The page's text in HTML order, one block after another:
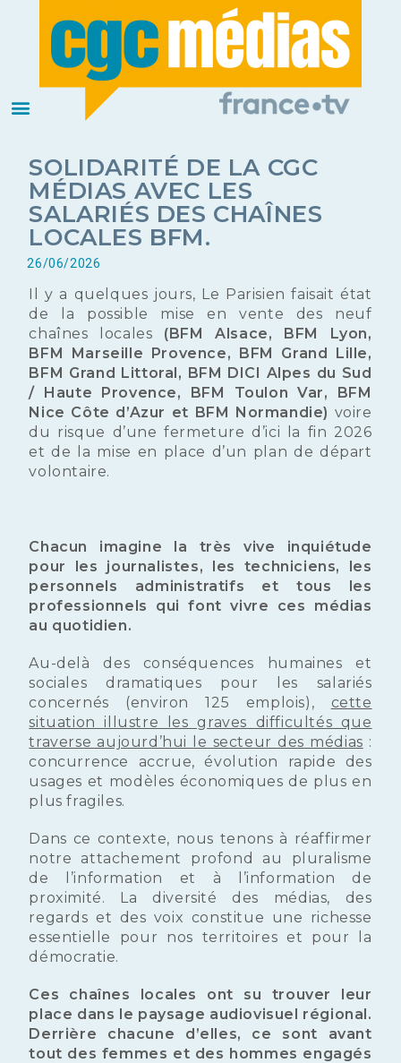
SOLIDARITÉ DE LA CGC
MÉDIAS AVEC LES
SALARIÉS DES CHAÎNES
LOCALES BFM.
26/06/2026
Il y a quelques jours, Le Parisien faisait état
de la possible mise en vente des neuf
chaînes locales (BFM Alsace, BFM Lyon,
BFM Marseille Provence, BFM Grand Lille,
BFM Grand Littoral, BFM DICI Alpes du Sud
/ Haute Provence, BFM Toulon Var, BFM
Nice Côte d’Azur et BFM Normandie) voire
du risque d’une fermeture d’ici la fin 2026
et de la mise en place d’un plan de départ
volontaire.
Chacun imagine la très vive inquiétude
pour les journalistes, les techniciens, les
personnels administratifs et tous les
professionnels qui font vivre ces médias
au quotidien.
Au-delà des conséquences humaines et
sociales dramatiques pour les salariés
concernés (environ 125 emplois), cette
situation illustre les graves difficultés que
traverse aujourd’hui le secteur des médias :
concurrence accrue, évolution rapide des
usages et modèles économiques de plus en
plus fragiles.
Dans ce contexte, nous tenons à réaffirmer
notre attachement profond au pluralisme
de l’information et à l’information de
proximité. La diversité des médias, des
regards et des voix constitue une richesse
essentielle pour nos territoires et pour la
démocratie.
Ces chaînes locales ont su trouver leur
place dans le paysage audiovisuel régional.
Derrière chacune d’elles, ce sont avant
tout des femmes et des hommes engagés